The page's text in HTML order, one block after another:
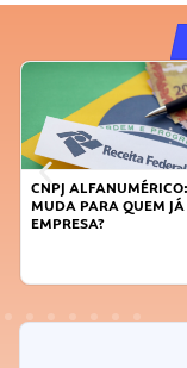
DICAS PARA